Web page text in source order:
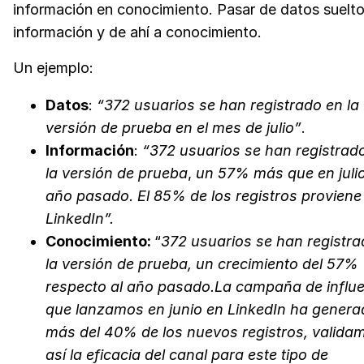
información en conocimiento. Pasar de datos
información y de ahí a conocimiento.
Un ejemplo:
Datos: “372 usuarios se han registrado en la
versión de prueba en el mes de julio”.
Información: “372 usuarios se han
la versión de prueba, un 57% más que en
año pasado. El 85% de los registros
LinkedIn”.
Conocimiento: “372 usuarios se han
la versión de prueba, un crecimiento del 57%
respecto al año pasado.La campaña de
que lanzamos en junio en LinkedIn ha
más del 40% de los nuevos registros,
así la eficacia del canal para este tipo de